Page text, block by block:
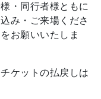
・同行者様ともに
み・ご来場くださ
お願いいたしま
ケットの払戻しは